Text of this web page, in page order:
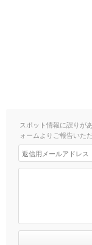
スポット情報に誤りが
ォームよりご報告いた